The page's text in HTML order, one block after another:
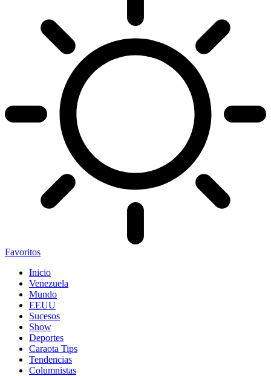
Favoritos
Inicio
Venezuela
Mundo
EEUU
Sucesos
Show
Deportes
Caraota Tips
Tendencias
Columnistas